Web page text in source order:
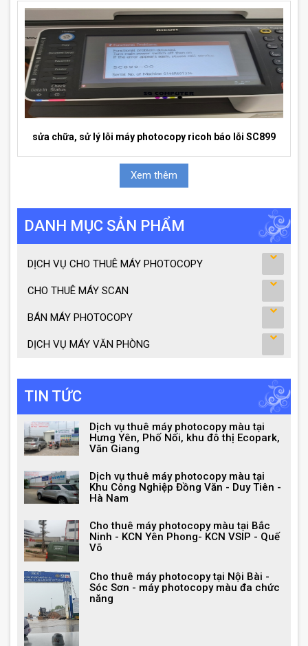
sửa chữa, sử lý lỗi máy photocopy ricoh báo lỗi SC899
Xem thêm
DANH MỤC SẢN PHẨM
DỊCH VỤ CHO THUÊ MÁY PHOTOCOPY
CHO THUÊ MÁY SCAN
BÁN MÁY PHOTOCOPY
DỊCH VỤ MÁY VĂN PHÒNG
TIN TỨC
Dịch vụ thuê máy photocopy màu tại
Hưng Yên, Phố Nối, khu đô thị Ecopark,
Văn Giang
Dịch vụ thuê máy photocopy màu tại
Khu Công Nghiệp Đồng Văn - Duy Tiên -
Hà Nam
Cho thuê máy photocopy màu tại Bắc
Ninh - KCN Yên Phong- KCN VSIP - Quế
Võ
Cho thuê máy photocopy tại Nội Bài -
Sóc Sơn - máy photocopy màu đa chức
năng